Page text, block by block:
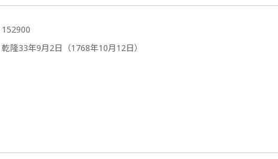
152900
乾隆33年9月2日（1768年10月12日）